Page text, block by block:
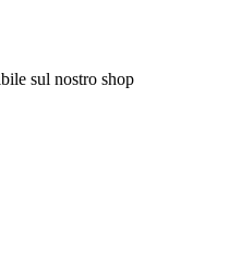
sul nostro shop